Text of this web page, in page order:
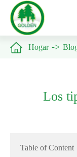
 Hogar
Los
Table of Content